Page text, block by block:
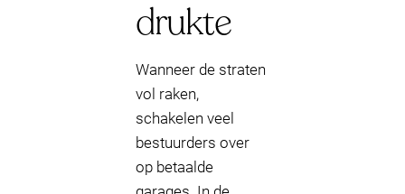
drukte
Wanneer de straten
vol raken,
schakelen veel
bestuurders over
op betaalde